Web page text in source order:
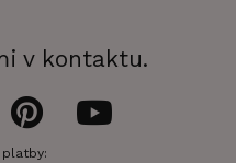
v kontaktu.
platby: